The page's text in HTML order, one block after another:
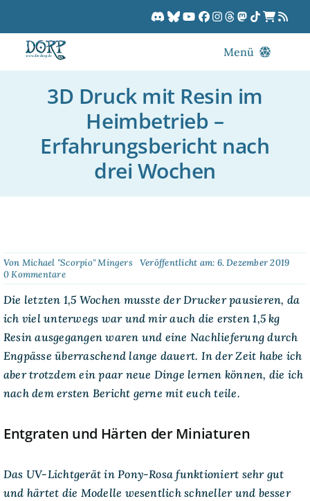
springen
Menü
DORPCast
Downloads
3D Druck mit Resin im
Heimbetrieb –
Erfahrungsbericht nach
drei Wochen
Von Michael "Scorpio" Mingers
Veröffentlicht am: 6. Dezember 2019
0 Kommentareon
3D
Druck
mit
Resin
im
Heimbetrieb
–
Erfahrungsbericht
nach
drei
Die letzten 1,5 Wochen musste der Drucker pausieren, da
ich viel unterwegs war und mir auch die ersten 1,5 kg
Resin ausgegangen waren und eine Nachlieferung durch
Engpässe überraschend lange dauert. In der Zeit habe ich
aber trotzdem ein paar neue Dinge lernen können, die ich
nach dem ersten Bericht gerne mit euch teile.
Entgraten und Härten der Miniaturen
Das UV-Lichtgerät in Pony-Rosa funktioniert sehr gut
und härtet die Modelle wesentlich schneller und besser